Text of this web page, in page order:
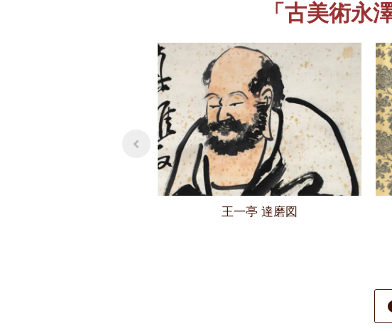
「古美術永澤
王一亭 達磨図